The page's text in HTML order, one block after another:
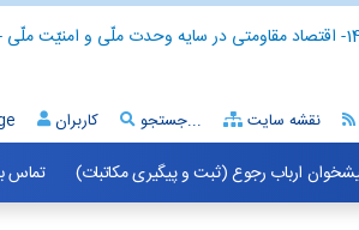
- اقتصاد مقاومتی در سایه وحدت ملّی و امنیّت ملّی
کاربران جستجو... نقشه سایت
ارباب رجوع (ثبت و پیگیری مکاتبات) تماس